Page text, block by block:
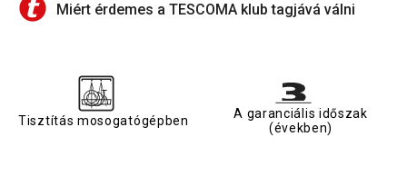
Miért érdemes a TESCOMA klub tagjává válni
Tisztítás mosogatógépben
A garanciális időszak
(években)